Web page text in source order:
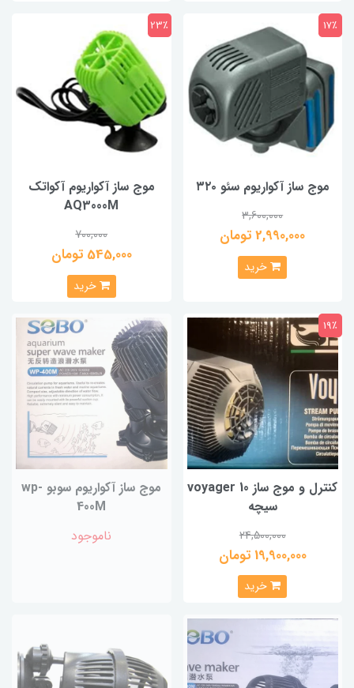
موج ساز آکواریوم سئو ۳۲۰
3,600,000
2,990,000 تومان
17٪
خرید
موج ساز آکواریوم آکواتک
AQ3000M
700,000
545,000 تومان
23٪
خرید
کنترل و موج ساز voyager 10
سیچه
24,500,000
19,900,000 تومان
19٪
خرید
موج ساز آکواریوم سوبو wp-
400M
ناموجود